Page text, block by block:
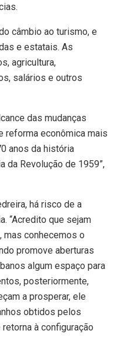
câmbio ao turismo, e
e estatais. As
agricultura,
salários e outros
das mudanças
reforma econômica mais
anos da história
da Revolução de 1959”,
há risco de a
“Acredito que sejam
mas conhecemos o
promove aberturas
algum espaço para
posteriormente,
a prosperar, ele
obtidos pelos
à configuração